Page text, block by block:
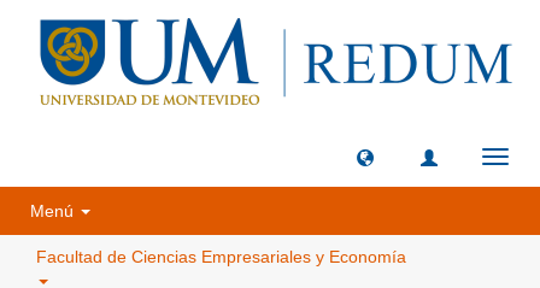
Menú
Facultad de Ciencias Empresariales y Economía